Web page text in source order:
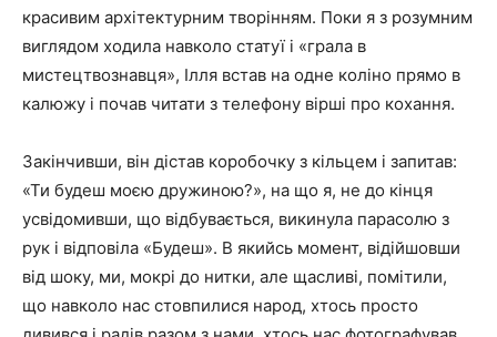
красивим архітектурним творінням. Поки я з розумним
виглядом ходила навколо статуї і «грала в
мистецтвознавця», Ілля встав на одне коліно прямо в
калюжу і почав читати з телефону вірші про кохання.
Закінчивши, він дістав коробочку з кільцем і запитав:
«Ти будеш моєю дружиною?», на що я, не до кінця
усвідомивши, що відбувається, викинула парасолю з
рук і відповіла «Будеш». В якийсь момент, відійшовши
від шоку, ми, мокрі до нитки, але щасливі, помітили,
що навколо нас стовпилися народ, хтось просто